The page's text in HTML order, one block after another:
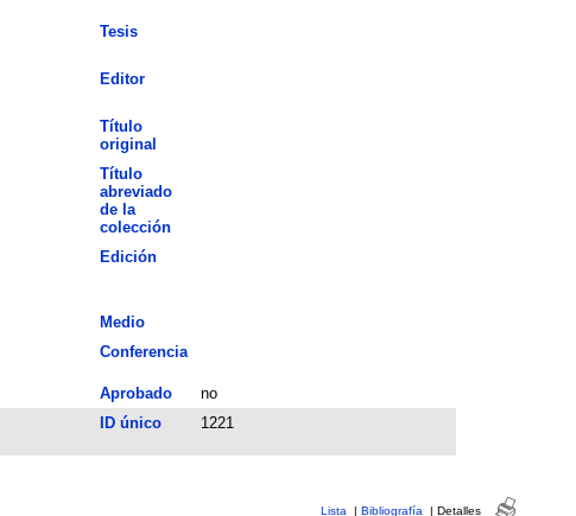
Tesis
Editor
Título
original
Título
abreviado
de la
colección
Edición
Medio
Conferencia
Aprobado
no
ID único 1221
Lista | Bibliografía | Detalles